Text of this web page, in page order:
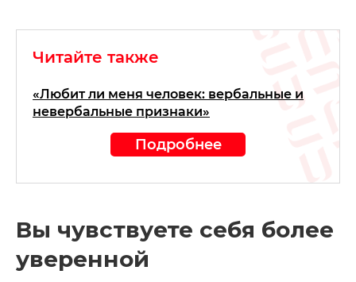
Читайте также
«Любит ли меня человек: вербальные и
невербальные признаки»
Подробнее
Вы чувствуете себя более
уверенной